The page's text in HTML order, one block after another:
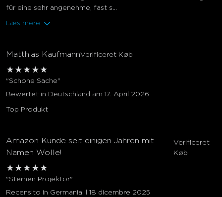
für eine sehr angenehme, fast s...
Læs mere
Matthias KaufmannVerificeret Køb
★ ★ ★ ★ ★
"Schöne Sache"
Bewertet in Deutschland am 17. April 2026
Top Produkt
Amazon Kunde seit einigen Jahren mit
Namen Wolle!
Verificeret
Køb
★ ★ ★ ★ ★
"Sternen Projektor"
Recensito in Germania il 18 dicembre 2025